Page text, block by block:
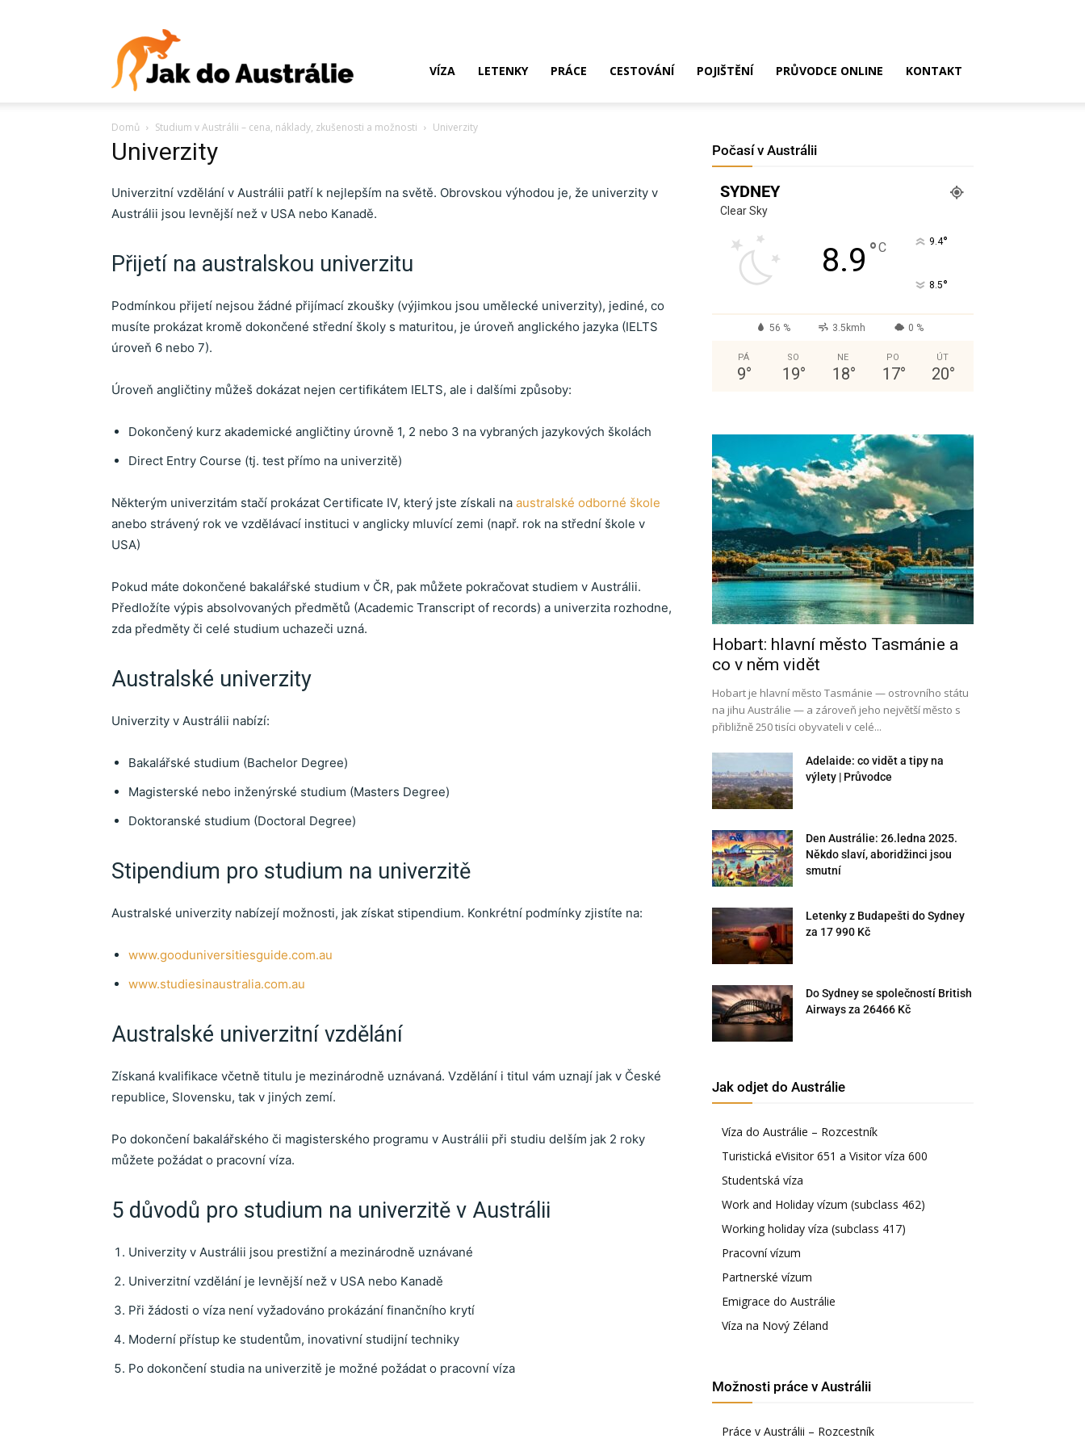
Víza,
VÍZA LETENKY PRÁCE CESTOVÁNÍ POJIŠTĚNÍ PRŮVODCE ONLINE KONTAKT
Domů Studium v Austrálii – cena, náklady, zkušenosti a možnosti Univerzity
Univerzity
Univerzitní vzdělání v Austrálii patří k nejlepším na světě. Obrovskou výhodou je, že univerzity v
Austrálii jsou levnější než v USA nebo Kanadě.
Přijetí na australskou univerzitu
Podmínkou přijetí nejsou žádné přijímací zkoušky (výjimkou jsou umělecké univerzity), jediné, co
musíte prokázat kromě dokončené střední školy s maturitou, je úroveň anglického jazyka (IELTS
úroveň 6 nebo 7).
Úroveň angličtiny můžeš dokázat nejen certifikátem IELTS, ale i dalšími způsoby:
Dokončený kurz akademické angličtiny úrovně 1, 2 nebo 3 na vybraných jazykových školách
Direct Entry Course (tj. test přímo na univerzitě)
Některým univerzitám stačí prokázat Certificate IV, který jste získali na australské odborné škole
anebo strávený rok ve vzdělávací instituci v anglicky mluvící zemi (např. rok na střední škole v
USA)
Pokud máte dokončené bakalářské studium v ČR, pak můžete pokračovat studiem v Austrálii.
Předložíte výpis absolvovaných předmětů (Academic Transcript of records) a univerzita rozhodne,
zda předměty či celé studium uchazeči uzná.
Australské univerzity
Univerzity v Austrálii nabízí:
Bakalářské studium (Bachelor Degree)
Magisterské nebo inženýrské studium (Masters Degree)
Doktoranské studium (Doctoral Degree)
Stipendium pro studium na univerzitě
Australské univerzity nabízejí možnosti, jak získat stipendium. Konkrétní podmínky zjistíte na:
www.gooduniversitiesguide.com.au
www.studiesinaustralia.com.au
Australské univerzitní vzdělání
Získaná kvalifikace včetně titulu je mezinárodně uznávaná. Vzdělání i titul vám uznají jak v České
republice, Slovensku, tak v jiných zemí.
Po dokončení bakalářského či magisterského programu v Austrálii při studiu delším jak 2 roky
můžete požádat o pracovní víza.
5 důvodů pro studium na univerzitě v Austrálii
Univerzity v Austrálii jsou prestižní a mezinárodně uznávané
Univerzitní vzdělání je levnější než v USA nebo Kanadě
Při žádosti o víza není vyžadováno prokázání finančního krytí
Moderní přístup ke studentům, inovativní studijní techniky
Po dokončení studia na univerzitě je možné požádat o pracovní víza
Počasí v Austrálii
SYDNEY
Clear Sky
8.9 °C 9.4°
8.5°
56 % 3.5kmh 0 %
PÁ
9°
SO
19°
NE
18°
PO
17°
ÚT
20°
Hobart: hlavní město Tasmánie a
co v něm vidět
Hobart je hlavní město Tasmánie — ostrovního státu
na jihu Austrálie — a zároveň jeho největší město s
přibližně 250 tisíci obyvateli v celé...
Adelaide: co vidět a tipy na
výlety | Průvodce
Den Austrálie: 26.ledna 2025.
Někdo slaví, aboridžinci jsou
smutní
Letenky z Budapešti do Sydney
za 17 990 Kč
Do Sydney se společností British
Airways za 26466 Kč
Jak odjet do Austrálie
Víza do Austrálie – Rozcestník
Turistická eVisitor 651 a Visitor víza 600
Studentská víza
Work and Holiday vízum (subclass 462)
Working holiday víza (subclass 417)
Pracovní vízum
Partnerské vízum
Emigrace do Austrálie
Víza na Nový Zéland
Možnosti práce v Austrálii
Práce v Austrálii – Rozcestník